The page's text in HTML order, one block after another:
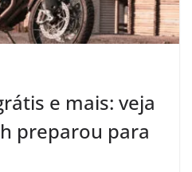
e mais: veja
preparou para